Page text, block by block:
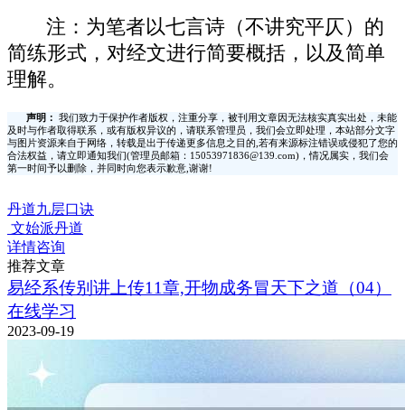
注：为笔者以七言诗（不讲究平仄）的
简练形式，对经文进行简要概括，以及简单
理解。
声明：
我们致力于保护作者版权，注重分享，被刊用文章因无法核实真实出处，未能
及时与作者取得联系，或有版权异议的，请联系管理员，我们会立即处理，本站部分文字
与图片资源来自于网络，转载是出于传递更多信息之目的,若有来源标注错误或侵犯了您的
合法权益，请立即通知我们(管理员邮箱：15053971836@139.com)，情况属实，我们会
第一时间予以删除，并同时向您表示歉意,谢谢!
丹道九层口诀
文始派丹道
详情咨询
推荐文章
易经系传别讲上传11章,开物成务冒天下之道（04）
在线学习
2023-09-19